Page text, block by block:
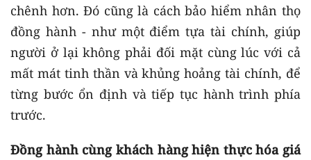
chênh hơn. Đó cũng là cách bảo hiểm nhân thọ
đồng hành - như một điểm tựa tài chính, giúp
người ở lại không phải đối mặt cùng lúc với cả
mất mát tinh thần và khủng hoảng tài chính, để
từng bước ổn định và tiếp tục hành trình phía
trước.
Đồng hành cùng khách hàng hiện thực hóa giá